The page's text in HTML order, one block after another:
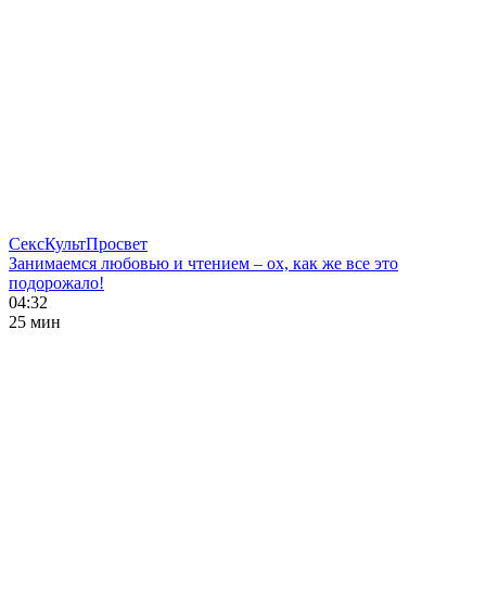
СексКультПросвет
Занимаемся любовью и чтением – ох, как же все это
подорожало!
04:32
25 мин